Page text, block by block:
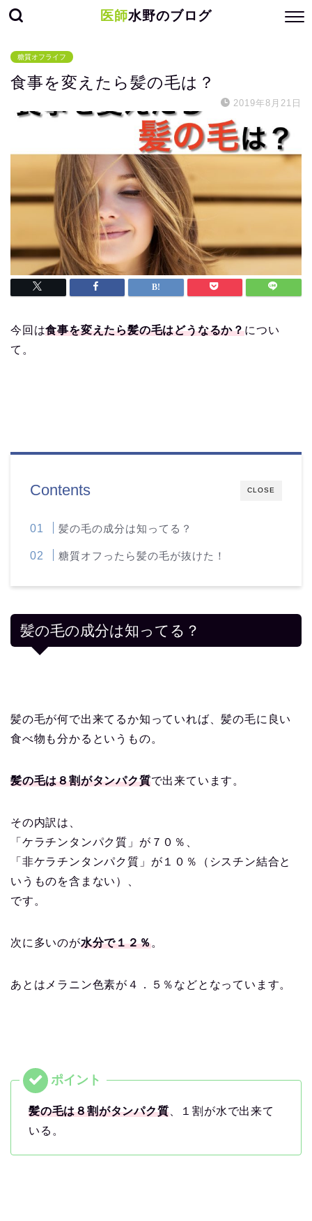
医師水野のブログ
糖質オフライフ
食事を変えたら髪の毛は？
2019年8月21日
今回は食事を変えたら髪の毛はどうなるか？につい
て。
CLOSE
Contents
髪の毛の成分は知ってる？
糖質オフったら髪の毛が抜けた！
髪の毛の成分は知ってる？
髪の毛が何で出来てるか知っていれば、髪の毛に良い
食べ物も分かるというもの。
髪の毛は８割がタンパク質で出来ています。
その内訳は、
「ケラチンタンパク質」が７０％、
「非ケラチンタンパク質」が１０％（シスチン結合と
いうものを含まない）、
です。
次に多いのが水分で１２％。
あとはメラニン色素が４．５％などとなっています。
髪の毛は８割がタンパク質、１割が水で出来て
いる。